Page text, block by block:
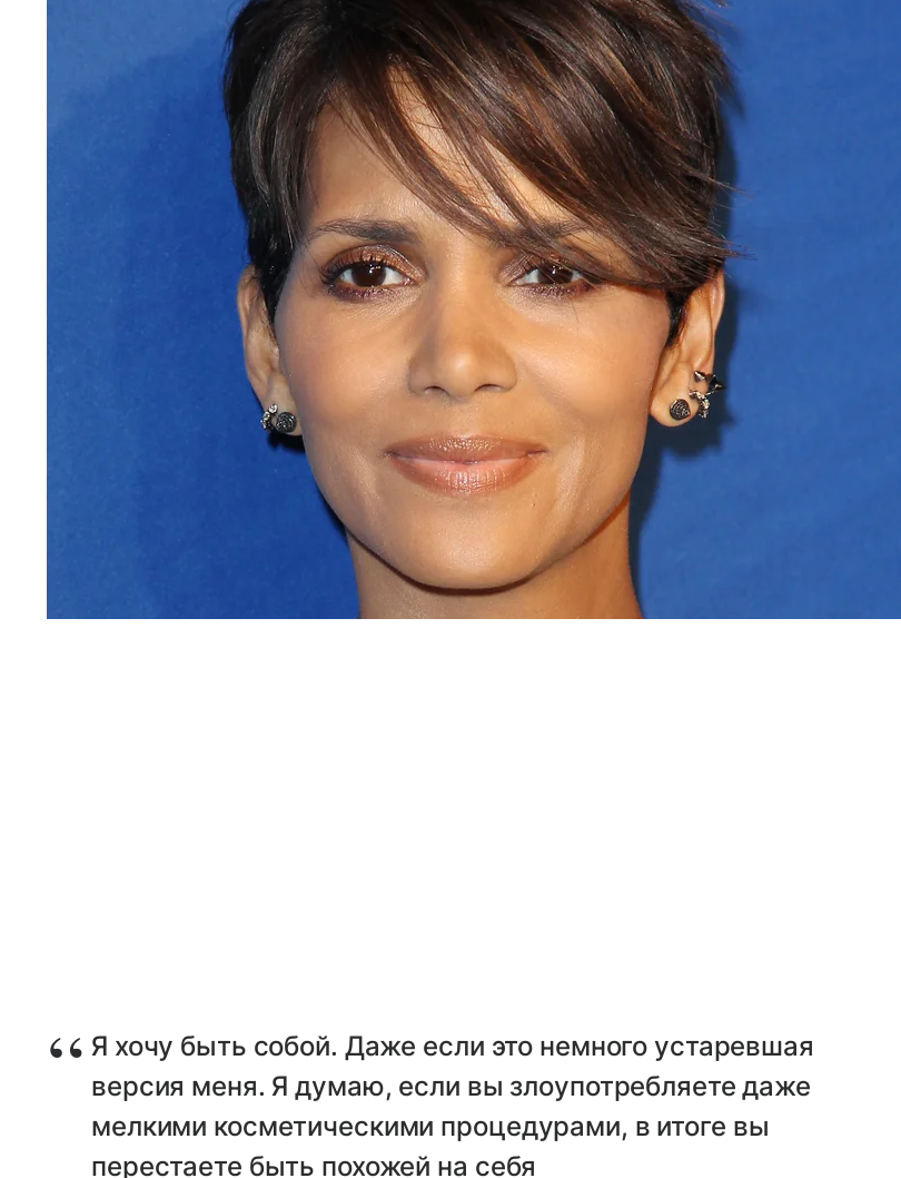
Я хочу быть собой. Даже если это немного устаревшая
версия меня. Я думаю, если вы злоупотребляете даже
мелкими косметическими процедурами, в итоге вы
перестаете быть похожей на себя